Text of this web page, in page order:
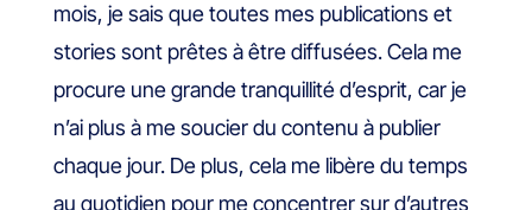
mois, je sais que toutes mes publications et
stories sont prêtes à être diffusées. Cela me
procure une grande tranquillité d’esprit, car je
n’ai plus à me soucier du contenu à publier
chaque jour. De plus, cela me libère du temps
au quotidien pour me concentrer sur d’autres